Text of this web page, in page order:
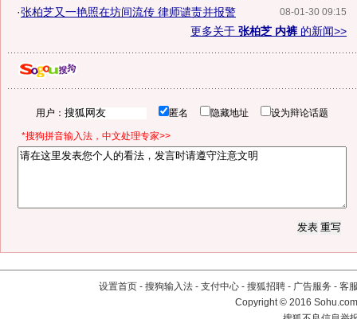
08-01-30 09:15
·张柏芝又一艳照在坊间流传 律师谴责并报警
更多关于 张柏芝 内裤的新闻>>
用户： 匿名 隐藏地址 设为辩论话题
*搜狗拼音输入法，中文处理专家>>
设置首页 - 搜狗输入法 - 支付中心 - 搜狐招聘 - 广告服务 - 客
Copyright©2016